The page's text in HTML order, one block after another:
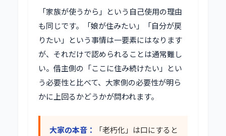
「家族が使うから」という自己使用の理由
も同じです。「娘が住みたい」「自分が戻
りたい」という事情は一要素にはなります
が、それだけで認められることは通常難し
い。借主側の「ここに住み続けたい」とい
う必要性と比べて、大家側の必要性が明ら
かに上回るかどうかが問われます。
大家の本音：
「老朽化」は口にすると